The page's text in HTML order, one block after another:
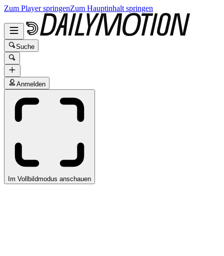
Zum Player springenZum Hauptinhalt springen
Suche
Anmelden
Im Vollbildmodus anschauen